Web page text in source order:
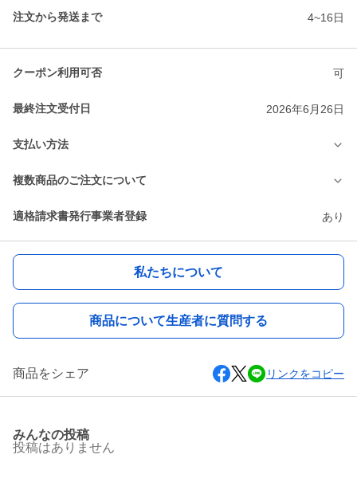
注文から発送まで 4~16日
クーポン利用可否 可
最終注文受付日 2026年6月26日
支払い方法
複数商品のご注文について
適格請求書発行事業者登録 あり
私たちについて
商品について生産者に質問する
商品をシェア リンクをコピー
みんなの投稿
投稿はありません